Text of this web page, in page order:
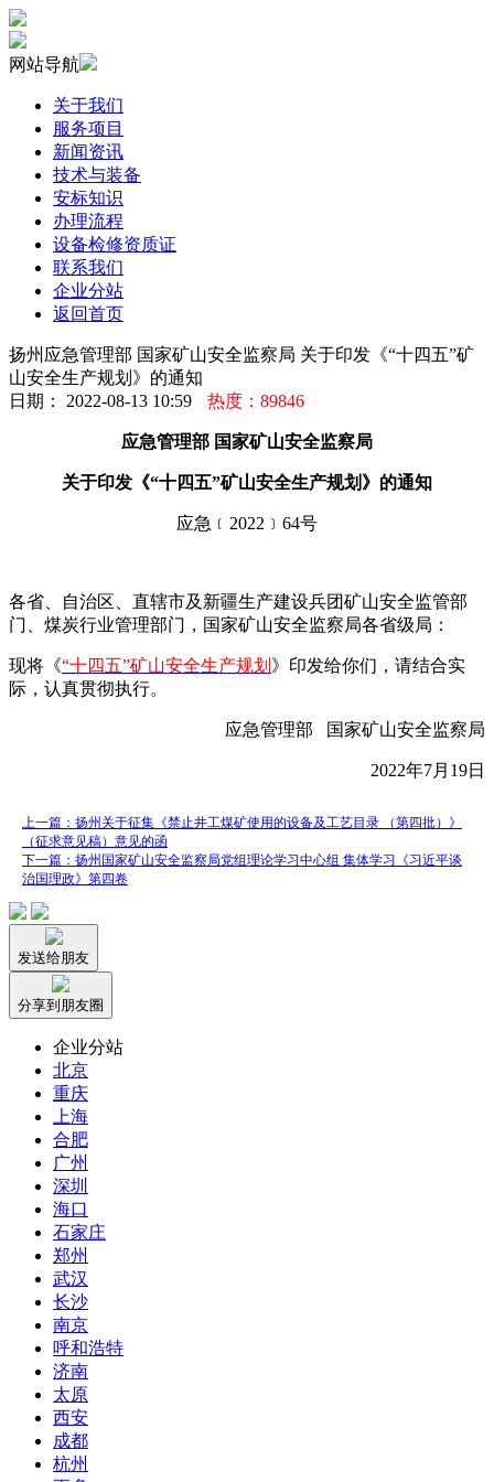
网站导航
关于我们
服务项目
新闻资讯
技术与装备
安标知识
办理流程
设备检修资质证
联系我们
企业分站
返回首页
扬州应急管理部 国家矿山安全监察局 关于印发《“十四五”矿
山安全生产规划》的通知
日期： 2022-08-13 10:59
热度：89846
应急管理部 国家矿山安全监察局
关于印发《“十四五”矿山安全生产规划》的通知
应急﹝2022﹞64号
各省、自治区、直辖市及新疆生产建设兵团矿山安全监管部
门、煤炭行业管理部门，国家矿山安全监察局各省级局：
现将《“十四五”矿山安全生产规划 》印发给你们，请结合实
际，认真贯彻执行。
应急管理部 国家矿山安全监察局
2022年7月19日
上一篇：扬州关于征集《禁止井工煤矿使用的设备及工艺目录 （第四批）》
（征求意见稿）意见的函
下一篇：扬州国家矿山安全监察局党组理论学习中心组 集体学习《习近平谈
治国理政》第四卷
发送给朋友
分享到朋友圈
企业分站
北京
重庆
上海
合肥
广州
深圳
海口
石家庄
郑州
武汉
长沙
南京
呼和浩特
济南
太原
西安
成都
杭州